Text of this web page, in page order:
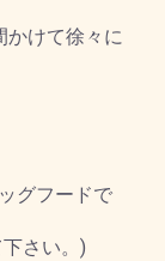
かけて徐々に
グフードで
さい。)